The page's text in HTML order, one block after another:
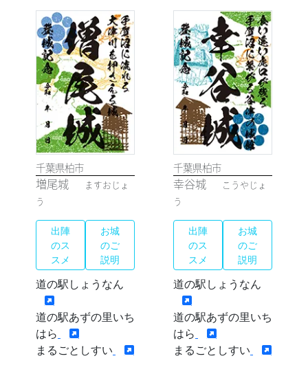
千葉県柏市
増尾城
ますおじょ
う
出陣
のス
スメ
お城
のご
説明
道の駅しょうなん
道の駅あずの里いち
はら
まるごとしすい
千葉県柏市
幸谷城
こうやじょ
う
出陣
のス
スメ
お城
のご
説明
道の駅しょうなん
道の駅あずの里いち
はら
まるごとしすい